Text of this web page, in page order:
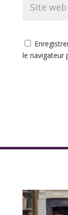
le navigateur